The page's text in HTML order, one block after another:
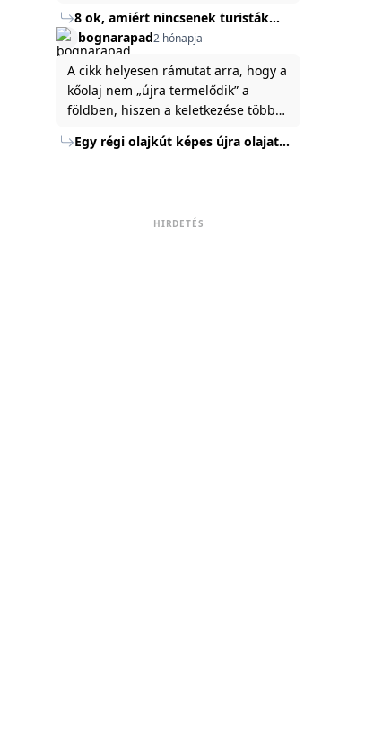
8 ok, amiért nincsenek turisták
Törökország Fekete-tenger felőli
partján
bognarapad2 hónapja
A cikk helyesen rámutat arra, hogy a
kőolaj nem „újra termelődik” a
földben, hiszen a keletkezése több
Energiaügyi Minisztériuma szerint a
nyomáskülönbség kiegyenlítődik,
Egy régi olajkút képes újra olajat
HIRDETÉS